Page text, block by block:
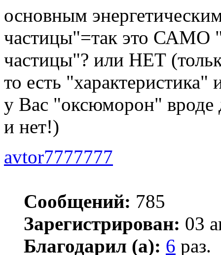
основным
частицы"=так это САМО
частицы"? или НЕТ
то есть
у Вас "оксюморон" вроде
и нет!)
avtor7777777
Сообщений: 785
Зарегистрирован: 03
Благодарил (а): 6 раз.